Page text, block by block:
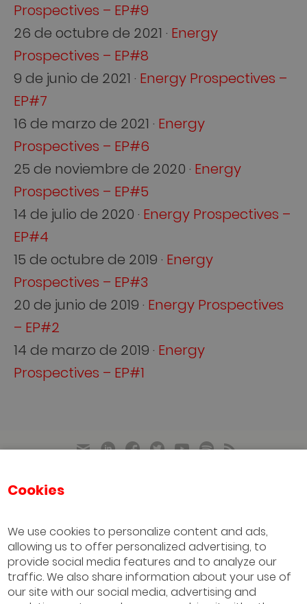
Cookies
We use cookies to personalize content and ads,
allowing us to offer personalized advertising, to
provide social media features and to analyze our
traffic. We also share information about your use of
our site with our social media, advertising and
Prospectives – EP#9
26 de octubre de 2021 · Energy
Prospectives – EP#8
9 de junio de 2021 · Energy Prospectives –
EP#7
16 de marzo de 2021 · Energy
Prospectives – EP#6
25 de noviembre de 2020 · Energy
Prospectives – EP#5
14 de julio de 2020 · Energy Prospectives –
EP#4
15 de octubre de 2019 · Energy
Prospectives – EP#3
20 de junio de 2019 · Energy Prospectives
– EP#2
14 de marzo de 2019 · Energy
Prospectives – EP#1
Sao Paulo
(+55) 11 3177 8200